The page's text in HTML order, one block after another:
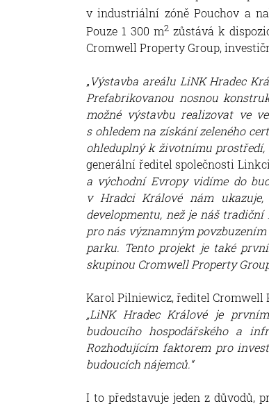
v industriální zóně Pouchov a
Pouze 1 300 m2zůstává k
Cromwell Property Group,
„Výstavba areálu LiNK Hradec
Prefabrikovanou nosnou
možné výstavbu realizovat ve
s ohledem na získání zeleného
ohleduplný k životnímu
generální ředitel společnosti
a východní Evropy vidíme do
v Hradci Králové nám
developmentu, než je náš
pro nás významným
parku. Tento projekt je také
skupinou Cromwell Property
Karol Pilniewicz, ředitel Cromwell
„LiNK Hradec Králové je
budoucího hospodářského a
Rozhodujícím faktorem pro
budoucích nájemců.“
I to představuje jeden z důvodů,